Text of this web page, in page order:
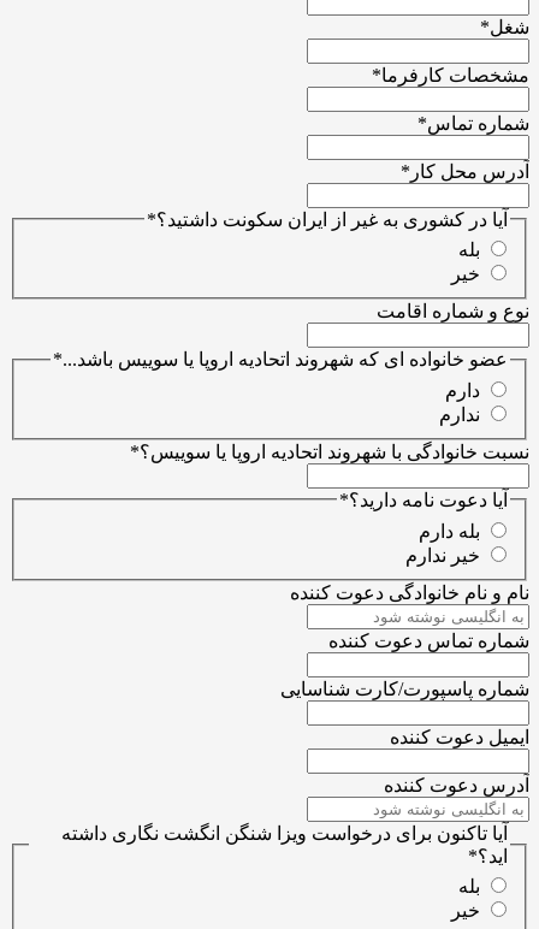
شغل*
مشخصات کارفرما*
شماره تماس*
آدرس محل کار *
آیا در کشوری به غیر از ایران سکونت داشتید؟*
بله
خیر
نوع و شماره اقامت
عضو خانواده ای که شهروند اتحادیه اروپا یا سوییس باشد...*
دارم
ندارم
نسبت خانوادگی با شهروند اتحادیه اروپا یا سوییس؟*
آیا دعوت نامه دارید؟*
بله دارم
خیر ندارم
نام و نام خانوادگی دعوت کننده
شماره تماس دعوت کننده
شماره پاسپورت/کارت شناسایی
ایمیل دعوت کننده
آدرس دعوت کننده
آیا تاکنون برای درخواست ویزا شنگن انگشت نگاری داشته
اید؟*
بله
خیر